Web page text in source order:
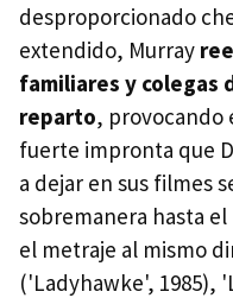
desproporcionado
extendido, Murray
familiares y colegas
reparto, provocando
fuerte impronta que
a dejar en sus filmes
sobremanera hasta
el metraje al mismo
('Ladyhawke', 1985),